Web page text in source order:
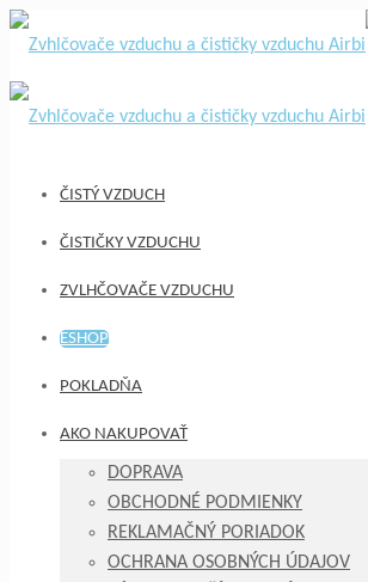
ČISTÝ VZDUCH
ČISTIČKY VZDUCHU
ZVLHČOVAČE VZDUCHU
ESHOP
POKLADŇA
AKO NAKUPOVAŤ
DOPRAVA
OBCHODNÉ PODMIENKY
REKLAMAČNÝ PORIADOK
OCHRANA OSOBNÝCH ÚDAJOV